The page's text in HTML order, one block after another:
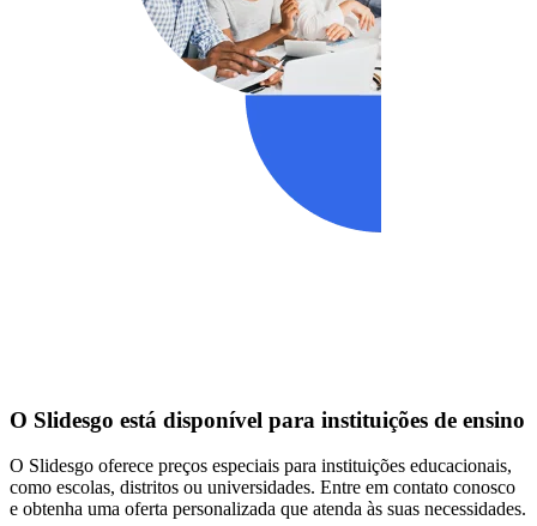
O Slidesgo está disponível para instituições de ensino
O Slidesgo oferece preços especiais para instituições educacionais,
como escolas, distritos ou universidades. Entre em contato conosco
e obtenha uma oferta personalizada que atenda às suas necessidades.